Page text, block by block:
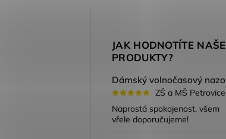
JAK HODNOTÍTE NAŠE
PRODUKTY?
ZŠ a MŠ Petrovice
Naprostá spokojenost, všem
vřele doporučujeme!